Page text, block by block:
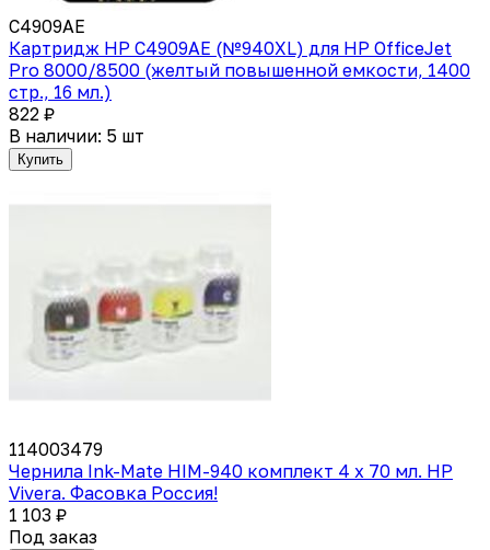
C4909AE
Картридж HP C4909AE (№940XL) для HP OfficeJet
Pro 8000/8500 (желтый повышенной емкости, 1400
стр., 16 мл.)
822 ₽
В наличии: 5 шт
Купить
114003479
Чернила Ink-Mate HIM-940 комплект 4 x 70 мл. HP
Vivera. Фасовка Россия!
1 103 ₽
Под заказ